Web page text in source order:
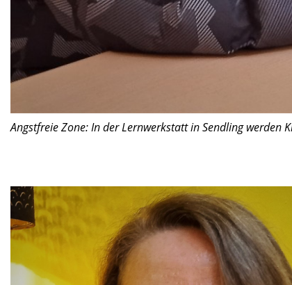
Angstfreie Zone: In der Lernwerkstatt in Sendling werden